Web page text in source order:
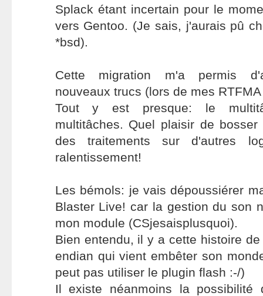
Splack étant incertain pour le
vers Gentoo. (Je sais, j'aurais pû
*bsd).
Cette migration m'a permis
nouveaux trucs (lors de mes
Tout y est presque: le
multitâches. Quel plaisir de
des traitements sur d'autres
ralentissement!
Les bémols: je vais dépoussiérer
Blaster Live! car la gestion du son
mon module (CSjesaisplusquoi).
Bien entendu, il y a cette histoire
endian qui vient embêter son
peut pas utiliser le plugin flash :-/)
Il existe néanmoins la possibilité